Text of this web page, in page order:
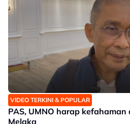
VIDEO TERKINI & POPULAR
PAS, UMNO harap
Melaka